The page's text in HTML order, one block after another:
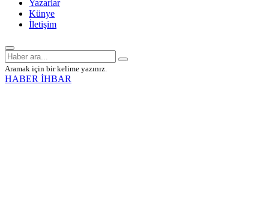
Yazarlar
Künye
İletişim
Aramak için bir kelime yazınız.
HABER İHBAR